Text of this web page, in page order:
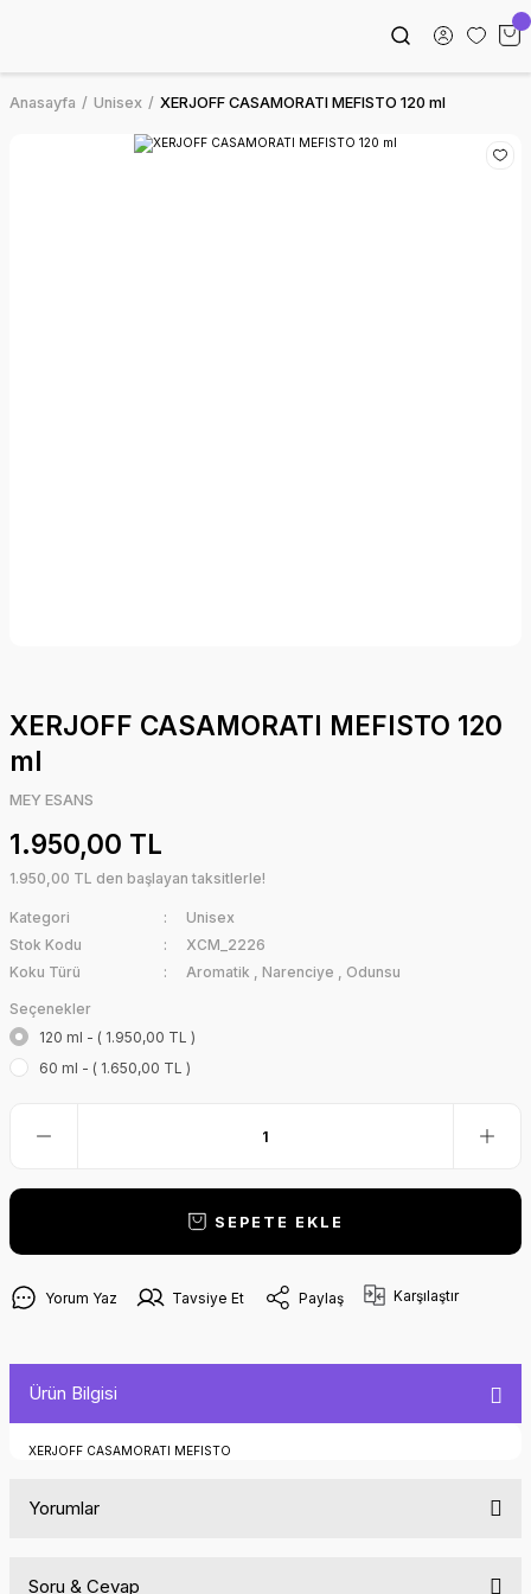
Anasayfa Unisex XERJOFF CASAMORATI MEFISTO 120 ml
XERJOFF CASAMORATI MEFISTO 120
ml
MEY ESANS
1.950,00 TL
1.950,00 TL den başlayan taksitlerle!
Kategori
Unisex
Stok Kodu
XCM_2226
Koku Türü
Aromatik , Narenciye , Odunsu
Seçenekler
120 ml - ( 1.950,00 TL )
60 ml - ( 1.650,00 TL )
SEPETE EKLE
Yorum Yaz Tavsiye Et Paylaş Karşılaştır
Ürün Bilgisi
XERJOFF CASAMORATI MEFISTO
Yorumlar
Soru & Cevap